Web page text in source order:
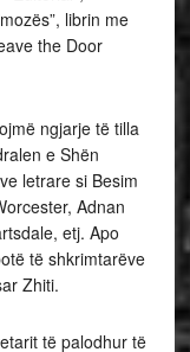
librin me
the Door
ngjarje të tilla
e Shën
letrare si Besim
Adnan
etj. Apo
të shkrimtarëve
Zhiti.
të palodhur të